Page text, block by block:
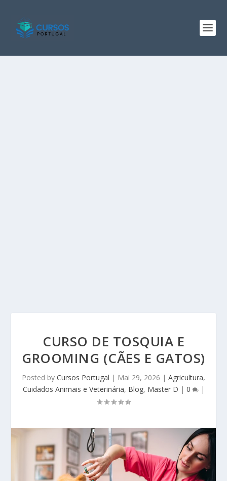
CURSO DE TOSQUIA E
GROOMING (CÃES E GATOS)
Posted by Cursos Portugal | Mai 29, 2026 | Agricultura,
Cuidados Animais e Veterinária, Blog, Master D | 0 |